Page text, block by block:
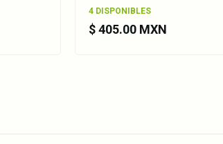
4 DISPONIBLES
$ 405.00 MXN